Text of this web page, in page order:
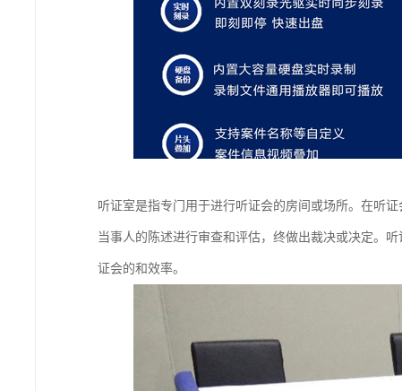
听证室是指专门用于进行听证会的房间或场所。在听
当事人的陈述进行审查和评估，终做出裁决或决定。
证会的和效率。